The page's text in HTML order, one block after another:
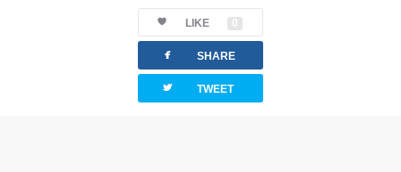
LIKE 0
facebook SHARE
twitterbird TWEET